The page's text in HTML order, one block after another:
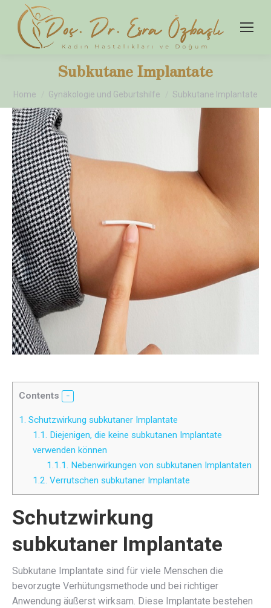
Subkutane Implantate
You are here:
Home Gynäkologie und Geburtshilfe Subkutane Implantate
Contents
1. Schutzwirkung subkutaner Implantate
1.1. Diejenigen, die keine subkutanen Implantate
verwenden können
1.1.1. Nebenwirkungen von subkutanen Implantaten
1.2. Verrutschen subkutaner Implantate
Schutzwirkung
subkutaner Implantate
Subkutane Implantate sind für viele Menschen die
bevorzugte Verhütungsmethode und bei richtiger
Anwendung äußerst wirksam. Diese Implantate bestehen